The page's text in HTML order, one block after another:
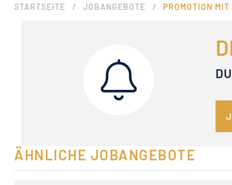
STARTSEITE / JOBANGEBOTE / PROMOTION
ÄHNLICHE JOBANGEBOTE